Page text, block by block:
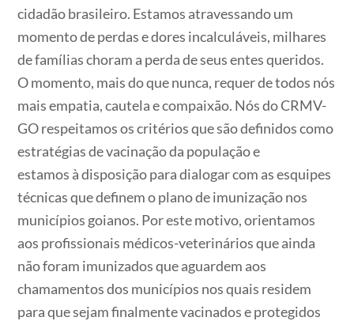
cidadão brasileiro. Estamos atravessando um
momento de perdas e dores incalculáveis, milhares
de famílias choram a perda de seus entes queridos.
O momento, mais do que nunca, requer de todos nós
mais empatia, cautela e compaixão. Nós do CRMV-
GO respeitamos os critérios que são definidos como
estratégias de vacinação da população e
estamos à disposição para dialogar com as esquipes
técnicas que definem o plano de imunização nos
municípios goianos. Por este motivo, orientamos
aos profissionais médicos-veterinários que ainda
não foram imunizados que aguardem aos
chamamentos dos municípios nos quais residem
para que sejam finalmente vacinados e protegidos